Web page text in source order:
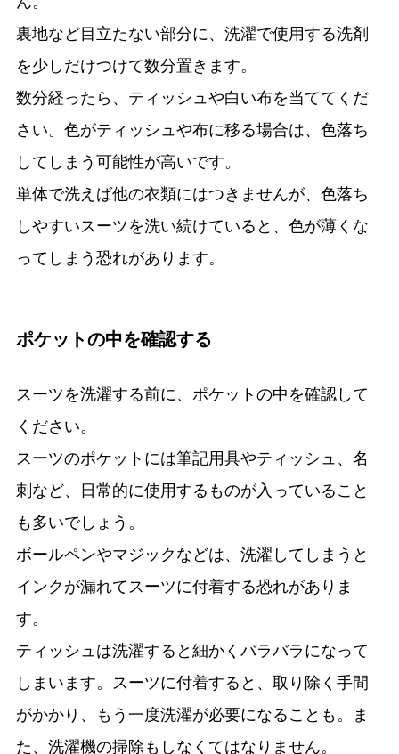
裏地など目立たない部分に、洗濯で使用する洗剤
を少しだけつけて数分置きます。
数分経ったら、ティッシュや白い布を当ててくだ
さい。色がティッシュや布に移る場合は、色落ち
してしまう可能性が高いです。
単体で洗えば他の衣類にはつきませんが、色落ち
しやすいスーツを洗い続けていると、色が薄くな
ってしまう恐れがあります。
ポケットの中を確認する
スーツを洗濯する前に、ポケットの中を確認して
ください。
スーツのポケットには筆記用具やティッシュ、名
刺など、日常的に使用するものが入っていること
も多いでしょう。
ボールペンやマジックなどは、洗濯してしまうと
インクが漏れてスーツに付着する恐れがありま
す。
ティッシュは洗濯すると細かくバラバラになって
しまいます。スーツに付着すると、取り除く手間
がかかり、もう一度洗濯が必要になることも。ま
た、洗濯機の掃除もしなくてはなりません。